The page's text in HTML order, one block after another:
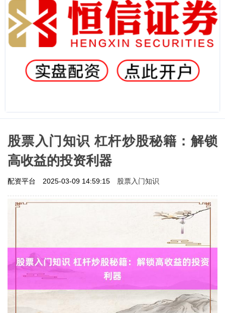
股票入门知识 杠杆炒股秘籍：解锁
高收益的投资利器
配资平台 2025-03-09 14:59:15 股票入门知识